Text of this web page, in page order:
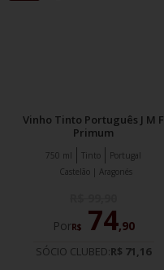
Vinho Tinto Português J M F
Primum
Tinto Portugal
750 ml
Castelão | Aragonés
PorR$ 74,90
SÓCIO CLUBED:R$ 71,16